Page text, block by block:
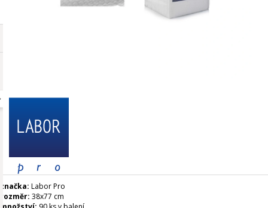
značka: Labor Pro
rozměr: 38x77 cm